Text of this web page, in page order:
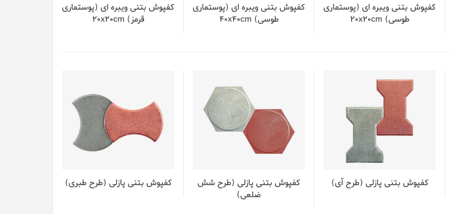
کفپوش بتنی ویبره ای (پوستماری
طوسی) 20x20cm
کفپوش بتنی ویبره ای (پوستماری
طوسی) 40x40cm
کفپوش بتنی ویبره ای (پوستماری
قرمز) 20x20cm
کفپوش بتنی پازلی (طرح آی)
کفپوش بتنی پازلی (طرح شش
ضلعی)
کفپوش بتنی پازلی (طرح طبری)